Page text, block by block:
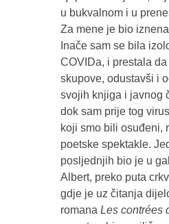
u bukvalnom i u
Za mene je bio
Inače sam se bila
COVIDa, i prestala
skupove, odustavši i
svojih knjiga i javnog
dok sam prije tog
koji smo bili osuđeni,
poetske spektakle.
posljednjih bio je u
Albert, preko puta
gdje je uz čitanja
romana Les contrées